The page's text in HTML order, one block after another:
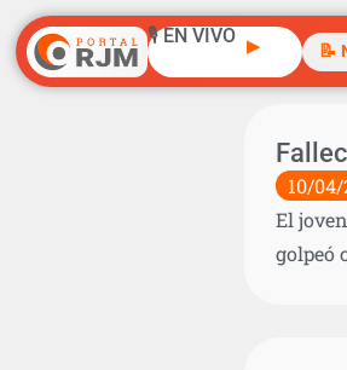
🎙️ EN VIVO ▶ 📝
10/04/
El
golpeó